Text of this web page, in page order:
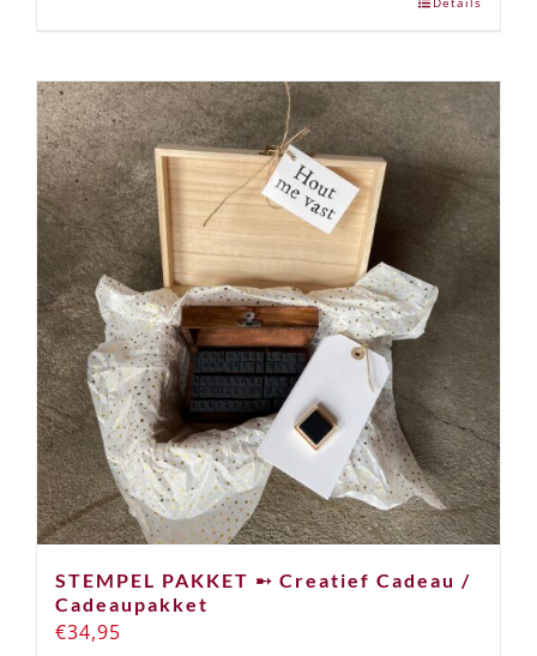
STEMPEL PAKKET ➸ Creatief Cadeau /
Cadeaupakket
€34,95